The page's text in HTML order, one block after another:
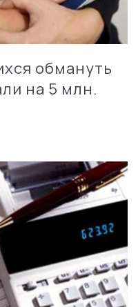
обмануть
на 5 млн.